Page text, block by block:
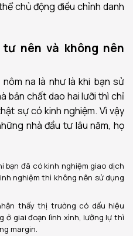
chủ động điều chỉnh danh
nên và không nên
na là như là khi bạn sử
bản chất dao hai lưỡi thì chỉ
sự có kinh nghiệm. Vì vậy
nhà đầu tư lâu năm, họ
bạn đã có kinh nghiệm giao dịch
nghiệm thì không nên sử dụng
thấy thị trường có dấu hiệu
ở giai đoạn lình xình, lưỡng lự thì
margin.